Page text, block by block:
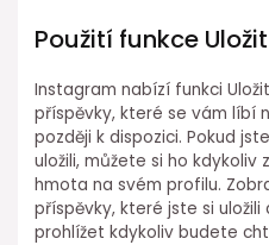
Použití funkce Uložit
Instagram nabízí funkci
příspěvky, které se vám líbí
později k dispozici. Pokud
uložili, můžete si ho
hmota na svém profilu.
příspěvky, které jste si
prohlížet kdykoliv budete